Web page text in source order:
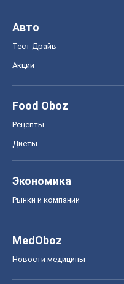
Авто
Тест Драйв
Акции
Food Oboz
Рецепты
Диеты
Экономика
Рынки и компании
MedOboz
Новости медицины